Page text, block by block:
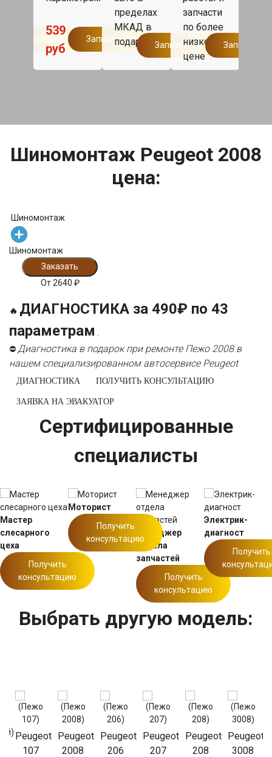
Записаться
539
руб
Записаться
пределах
МКАД в
подарок.
Записаться
запчасти
по более
низкой
цене
Записаться
Шиномонтаж Peugeot 2008
цена:
Шиномонтаж
Шиномонтаж
Заказать
От2640 ₽
🔥 ДИАГНОСТИКА за 490₽ по 43
параметрам
⛔Диагностика в подарок при ремонте Пежо 2008 в
нашем специализированном автосервисе Peugeot
ДИАГНОСТИКА ПОЛУЧИТЬ КОНСУЛЬТАЦИЮ
ЗАЯВКА НА ЭВАКУАТОР
Сертифицированные
специалисты
Мастер
слесарного
цеха
Получить
консультацию
Моторист
Получить
консультацию
Менеджер
отдела
запчастей
Получить
консультацию
Электрик-
диагност
Получить
Выбрать другую модель:
Peugeot
107
Peugeot
2008
Peugeot
206
Peugeot
207
Peugeot
208
Peugeot
3008